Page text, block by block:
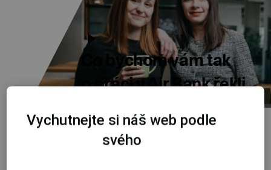
Co bychom vám tak
o práci v Air Bank řekli...
Pro spoustu z nás je to
Vychutnejte si náš web podle
svého